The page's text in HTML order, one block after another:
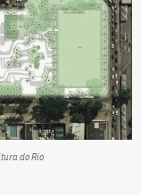
do Rio